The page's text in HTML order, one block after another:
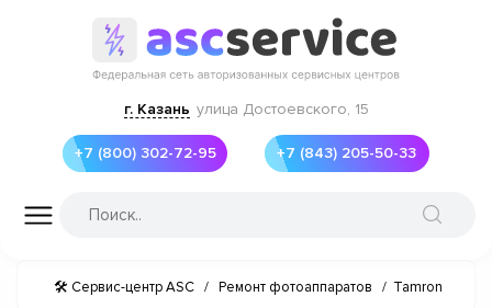
г. Казань улица Достоевского, 15
+7 (800) 302-72-95 +7 (843) 205-50-33
🛠 Сервис-центр ASC / Ремонт фотоаппаратов / Tamron